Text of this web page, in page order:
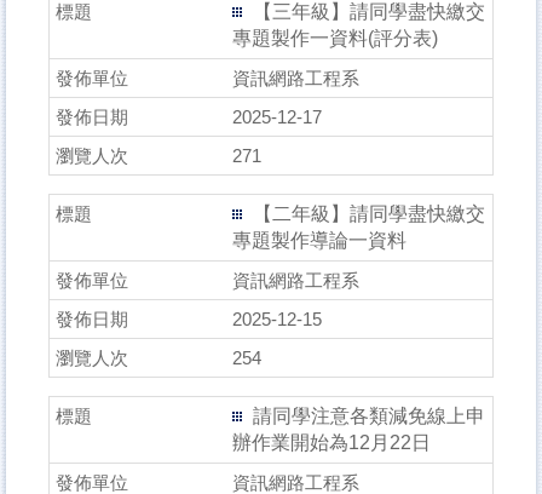
【三年級】請同學盡快繳交
專題製作一資料(評分表)
資訊網路工程系
2025-12-17
271
【二年級】請同學盡快繳交
專題製作導論一資料
資訊網路工程系
2025-12-15
254
請同學注意各類減免線上申
辦作業開始為12月22日
資訊網路工程系